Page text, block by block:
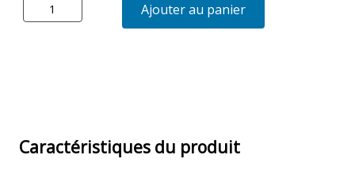
Ajouter au panier
Caractéristiques du produit